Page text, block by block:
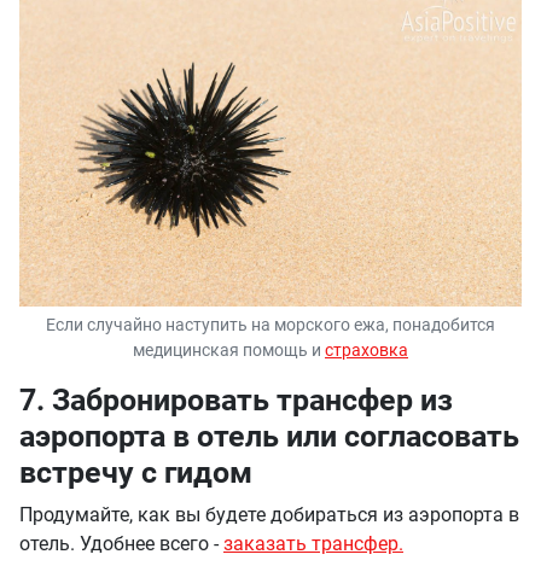
Если случайно наступить на морского ежа, понадобится
медицинская помощь и страховка
7. Забронировать трансфер из
аэропорта в отель или согласовать
встречу с гидом
Продумайте, как вы будете добираться из аэропорта в
отель. Удобнее всего -заказать трансфер.